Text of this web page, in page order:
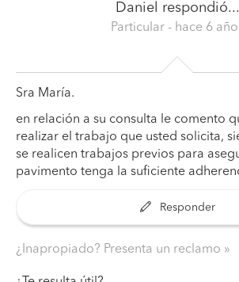
Daniel respondió...
Particular - hace 6
Sra María.
en relación a su consulta le comento
realizar el trabajo que usted solicita,
se realicen trabajos previos para
pavimento tenga la suficiente
Responder
¿Inapropiado? Presenta un reclamo